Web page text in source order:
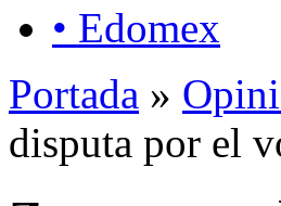
• Edomex
Portada »
disputa por el